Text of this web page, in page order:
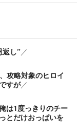
返し”／
攻略対象のヒロイ
すが／
は1度っきりのチー
とだけおっぱいを